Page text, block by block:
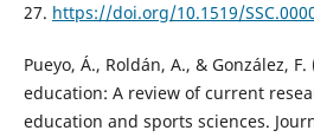
27. https://doi.org/10.1519/
Pueyo, Á., Roldán, A., & González,
education: A review of current
education and sports sciences.